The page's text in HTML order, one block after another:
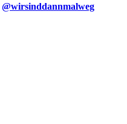
@wirsinddannmalweg